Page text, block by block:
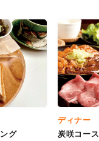
グ
ディナー
炭咲コース